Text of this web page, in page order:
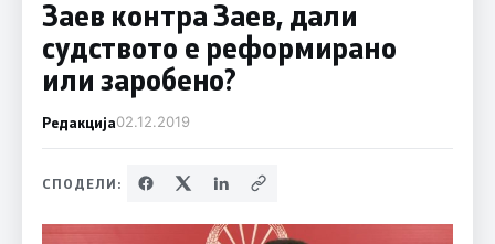
Заев контра Заев, дали
судството е реформирано
или заробено?
Редакција02.12.2019
СПОДЕЛИ: